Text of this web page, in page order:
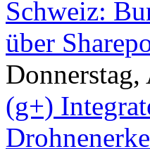
Schweiz:
über
(g+)